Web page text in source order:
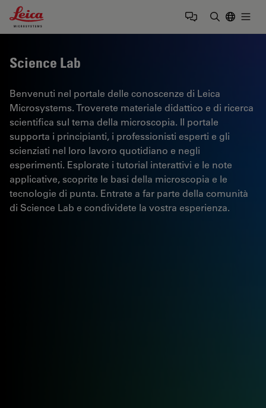
Leica Microsystems Logo
Science Lab
Benvenuti nel portale delle conoscenze di Leica
Microsystems. Troverete materiale didattico e di ricerca
scientifica sul tema della microscopia. Il portale
supporta i principianti, i professionisti esperti e gli
scienziati nel loro lavoro quotidiano e negli
esperimenti. Esplorate i tutorial interattivi e le note
applicative, scoprite le basi della microscopia e le
tecnologie di punta. Entrate a far parte della comunità
di Science Lab e condividete la vostra esperienza.